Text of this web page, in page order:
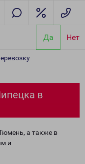
Да Нет
в
а также в
и